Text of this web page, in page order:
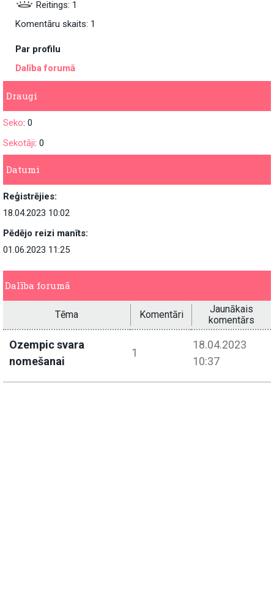
Reitings: 1
Komentāru skaits: 1
Par profilu
Dalība forumā
Draugi
Seko: 0
Sekotāji: 0
Datumi
Reģistrējies:
18.04.2023 10:02
Pēdējo reizi manīts:
01.06.2023 11:25
Dalība forumā
Tēma Komentāri
Jaunākais
komentārs
Ozempic svara
nomešanai
1
18.04.2023
10:37